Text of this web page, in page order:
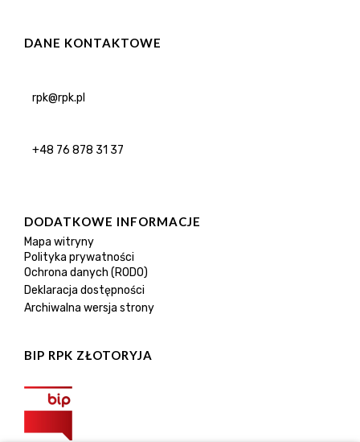
DANE KONTAKTOWE
rpk@rpk.pl
+48 76 878 31 37
DODATKOWE INFORMACJE
Mapa witryny
Polityka prywatności
Ochrona danych (RODO)
Deklaracja dostępności
Archiwalna wersja strony
BIP RPK ZŁOTORYJA